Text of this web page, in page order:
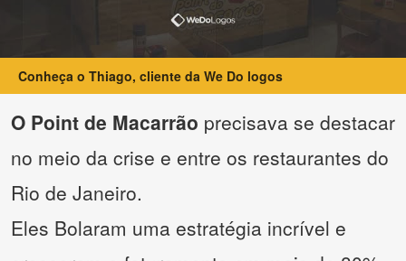
Conheça o Thiago, cliente da We Do logos
O Point de Macarrão precisava se destacar
no meio da crise e entre os restaurantes do
Rio de Janeiro.
Eles Bolaram uma estratégia incrível e